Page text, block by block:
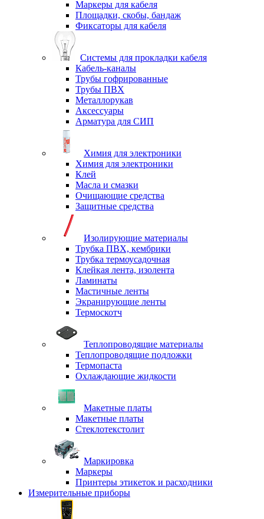
Маркеры для кабеля
Площадки, скобы, бандаж
Фиксаторы для кабеля
Системы для прокладки кабеля
Кабель-каналы
Трубы гофрированные
Трубы ПВХ
Металлорукав
Аксессуары
Арматура для СИП
Химия для электроники
Химия для электроники
Клей
Масла и смазки
Очищающие средства
Защитные средства
Изолирующие материалы
Трубка ПВХ, кембрики
Трубка термоусадочная
Клейкая лента, изолента
Ламинаты
Мастичные ленты
Экранирующие ленты
Термоскотч
Теплопроводящие материалы
Теплопроводящие подложки
Термопаста
Охлаждающие жидкости
Макетные платы
Макетные платы
Стеклотекстолит
Маркировка
Маркеры
Принтеры этикеток и расходники
Измерительные приборы